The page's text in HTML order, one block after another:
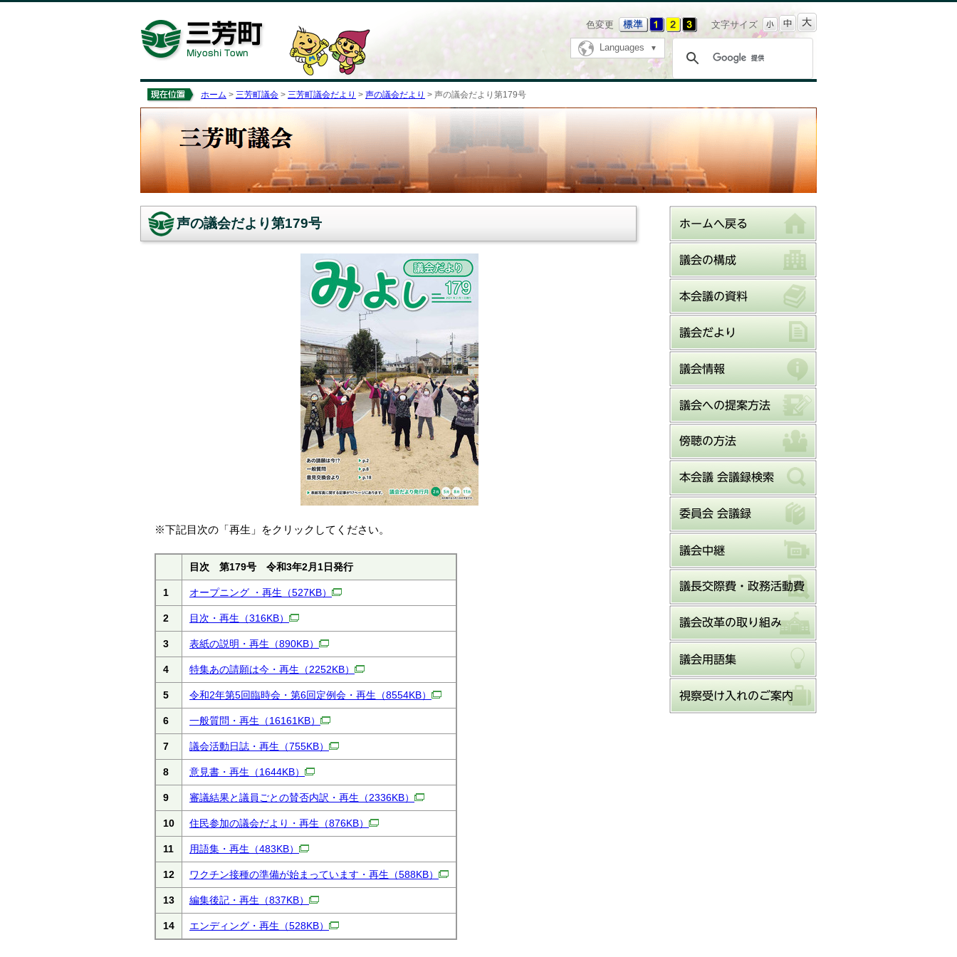
色変更 文字サイズ
Languages
ホーム > 三芳町議会 > 三芳町議会だより > 声の議会だより > 声の議会だより第179号
声の議会だより第179号
※下記目次の「再生」をクリックしてください。
目次 第179号 令和3年2月1日発行
1 オープニング ・再生 （527KB）
2 目次・再生 （316KB）
3 表紙の説明・再生 （890KB）
4 特集あの請願は今・再生 （2252KB）
5 令和2年第5回臨時会・第6回定例会・再生 （8554KB）
6 一般質問・再生 （16161KB）
7 議会活動日誌・再生 （755KB）
8 意見書・再生 （1644KB）
9 審議結果と議員ごとの賛否内訳・再生 （2336KB）
10 住民参加の議会だより・再生 （876KB）
11 用語集・再生 （483KB）
12 ワクチン接種の準備が始まっています・再生 （588KB）
13 編集後記・再生 （837KB）
14 エンディング・再生 （528KB）